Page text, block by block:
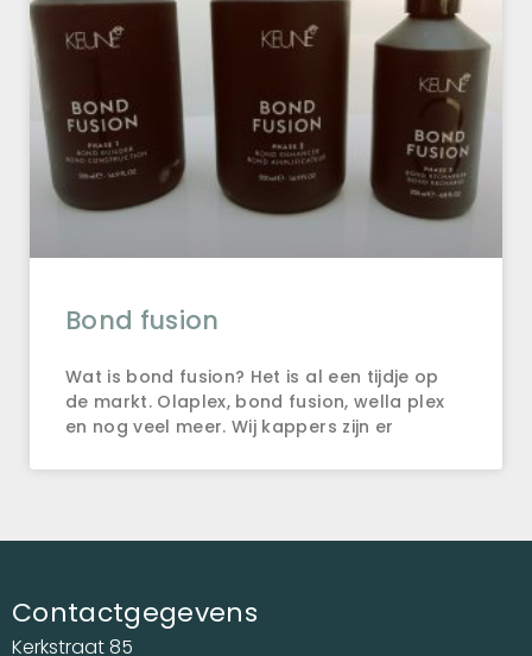
Bond fusion
Wat is bond fusion? Het is al een tijdje op
de markt. Olaplex, bond fusion, wella plex
en nog veel meer. Wij kappers zijn er
Contactgegevens
Kerkstraat 85